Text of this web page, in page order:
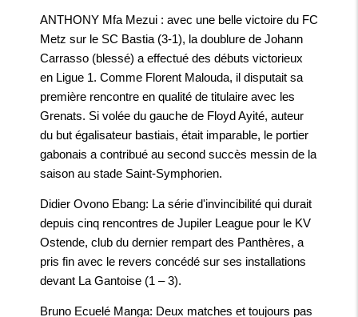
ANTHONY Mfa Mezui : avec une belle victoire du FC
Metz sur le SC Bastia (3-1), la doublure de Johann
Carrasso (blessé) a effectué des débuts victorieux
en Ligue 1. Comme Florent Malouda, il disputait sa
première rencontre en qualité de titulaire avec les
Grenats. Si volée du gauche de Floyd Ayité, auteur
du but égalisateur bastiais, était imparable, le portier
gabonais a contribué au second succès messin de la
saison au stade Saint-Symphorien.
Didier Ovono Ebang: La série d'invincibilité qui durait
depuis cinq rencontres de Jupiler League pour le KV
Ostende, club du dernier rempart des Panthères, a
pris fin avec le revers concédé sur ses installations
devant La Gantoise (1 – 3).
Bruno Ecuelé Manga: Deux matches et toujours pas